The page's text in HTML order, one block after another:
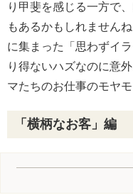
り甲斐を感じる一方で
もあるかもしれません
に集まった「思わずイ
り得ないハズなのに意
マたちのお仕事のモヤ
「横柄なお客」編